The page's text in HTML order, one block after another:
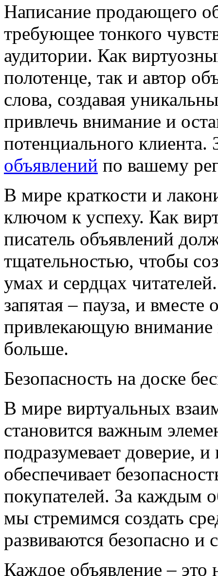
Написание продающего
требующее тонкого
аудитории. Как
полотенце, так и автор
слова, создавая
привлечь внимание и
потенциального
объявлений по вашему
В мире краткости и
ключом к успеху. Как
писатель объявлений
тщательностью, чтобы
умах и сердцах
запятая – пауза, и
привлекающую
больше.
Безопасность на доске
В мире виртуальных
становится важным
подразумевает доверие,
обеспечивает
покупателей. За каждым
мы стремимся создать
развиваются безопасно и
Каждое объявление – это